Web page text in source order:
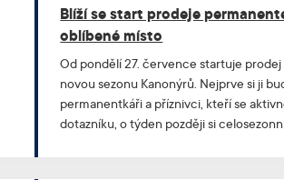
Blíží se start prodeje
oblíbené místo
Od pondělí 27. července startuje
novou sezonu Kanonýrů. Nejprve si ji
permanentkáři a příznivci, kteří se
dotazníku, o týden později si